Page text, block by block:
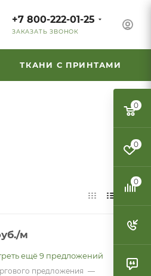
+7 800-222-01-25
ЗАКАЗАТЬ ЗВОНОК
ТКАНИ С ПРИНТАМИ
/м
ещё 9 предложений
предложения —
0
0
0